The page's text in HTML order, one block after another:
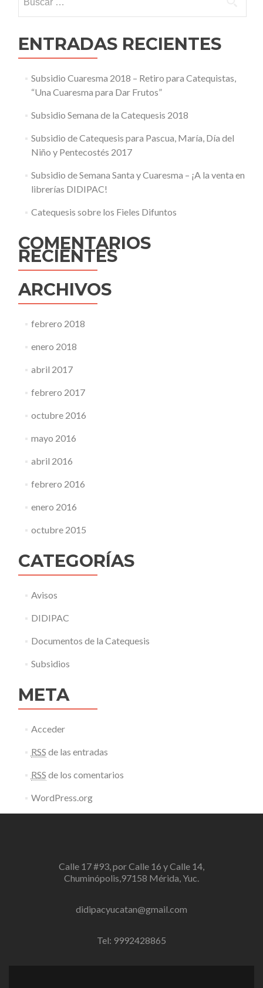
librerías
ENTRADAS RECIENTES
Subsidio Cuaresma 2018 – Retiro para Catequistas,
“Una Cuaresma para Dar Frutos”
Subsidio Semana de la Catequesis 2018
Subsidio de Catequesis para Pascua, María, Día del
Niño y Pentecostés 2017
Subsidio de Semana Santa y Cuaresma – ¡A la venta en
librerías DIDIPAC!
Catequesis sobre los Fieles Difuntos
COMENTARIOS
RECIENTES
ARCHIVOS
febrero 2018
enero 2018
abril 2017
febrero 2017
octubre 2016
mayo 2016
abril 2016
febrero 2016
enero 2016
octubre 2015
CATEGORÍAS
Avisos
DIDIPAC
Documentos de la Catequesis
Subsidios
META
Acceder
RSS de las entradas
RSS de los comentarios
WordPress.org
Calle 17 #93, por Calle 16 y Calle 14,
Chuminópolis,97158 Mérida, Yuc.
didipacyucatan@gmail.com
Tel: 9992428865